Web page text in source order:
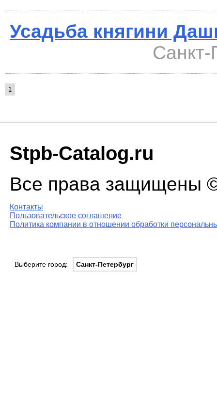
Усадьба княгини
Санкт-
1
Stpb-Catalog.ru
Все права защищены
Контакты
Пользовательское соглашение
Политика компании в отношении обработки
Выберите город: Санкт-Петербург